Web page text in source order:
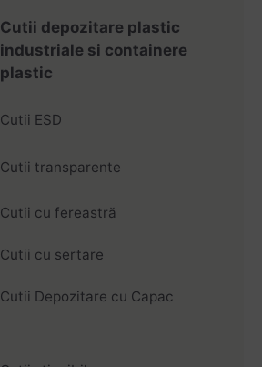
Cutii depozitare plastic
industriale si containere
plastic
Cutii ESD
Cutii transparente
Cutii cu fereastră
Cutii cu sertare
Cutii Depozitare cu Capac